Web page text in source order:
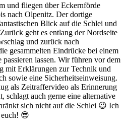
und fliegen über Eckernförde
nach Olpenitz. Der dortige
Blick auf die Schlei und
geht es entlang der Nordseite
und zurück nach
gesammelten Eindrücke bei einem
lassen. Wir führen vor dem
mit Erklärungen zur Technik und
sowie eine Sicherheitseinweisung.
als Zeitraffervideo als Erinnerung
schlagt auch gerne eine alternative
sich nicht auf die Schlei 😉 Ich
😎